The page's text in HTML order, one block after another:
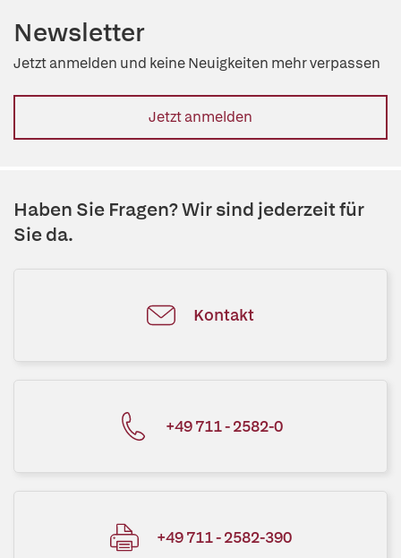
Newsletter
Jetzt anmelden und keine Neuigkeiten mehr verpassen
Jetzt anmelden
Haben Sie Fragen? Wir sind jederzeit für
Sie da.
Kontakt
+49 711 - 2582-0
+49 711 - 2582-390